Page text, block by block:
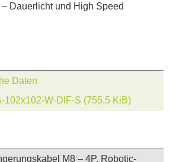
Dauerlicht und High Speed
Daten
102x102-W-DIF-S (755,5 KiB)
M8 – 4P, Robotic-